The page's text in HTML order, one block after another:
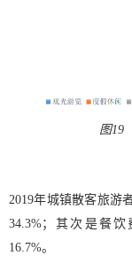
图19
2019年城镇散客旅游
34.3%；其次是餐
16.7%。